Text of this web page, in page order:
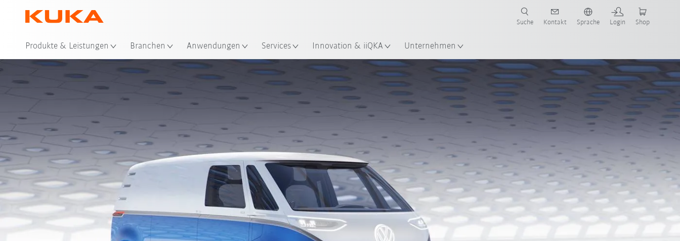
Produkte & Leistungen Branchen Anwendungen Services Innovation & iiQKA Unternehmen
Suche Kontakt Sprache Login Shop